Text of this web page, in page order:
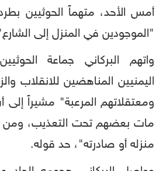
أمس الأحد، متهماً الحوثيين
"الموجودين في المنزل إلى
واتهم البركاني جماعة
اليمنيين المناهضين للانقلاب
ومعتقلاتهم المرعبة" مشيراً
مات بعضهم تحت التعذيب، ومن
منزله أو صادرته"، حد قوله.